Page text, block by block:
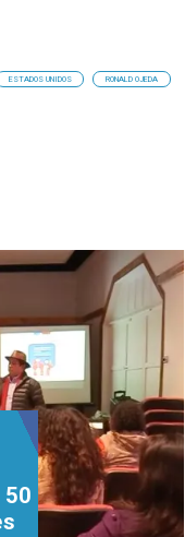
ESTADOS UNIDOS RONALD OJEDA
50